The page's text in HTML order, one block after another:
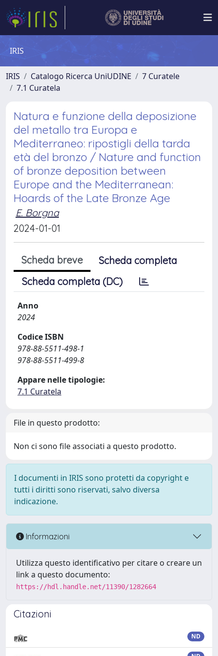
IRIS
IRIS Catalogo Ricerca UniUDINE
7 Curatele
7.1 Curatela
Natura e funzione della deposizione
del metallo tra Europa e
Mediterraneo: ripostigli della tarda
età del bronzo / Nature and function
of bronze deposition between
Europe and the Mediterranean:
Hoards of the Late Bronze Age
E. Borgna
2024-01-01
Scheda breve
Scheda completa
Scheda completa (DC)
Anno
2024
Codice ISBN
978-88-5511-498-1
978-88-5511-499-8
Appare nelle tipologie:
7.1 Curatela
File in questo prodotto:
Non ci sono file associati a questo prodotto.
I documenti in IRIS sono protetti da copyright e
tutti i diritti sono riservati, salvo diversa
indicazione.
Informazioni
Utilizza questo identificativo per citare o creare un
link a questo documento:
https://hdl.handle.net/11390/1282664
Citazioni
ND